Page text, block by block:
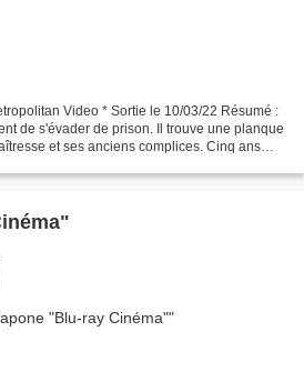
Video * Sortie le 10/03/22 Résumé :
de s'évader de prison. Il trouve une planque
et ses anciens complices. Cinq ans